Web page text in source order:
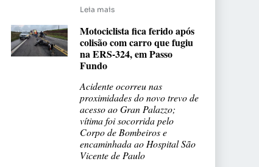
Leia mais
Motociclista fica ferido após
colisão com carro que fugiu
na ERS-324, em Passo
Fundo
Acidente ocorreu nas
proximidades do novo trevo de
acesso ao Gran Palazzo;
vítima foi socorrida pelo
Corpo de Bombeiros e
encaminhada ao Hospital São
Vicente de Paulo